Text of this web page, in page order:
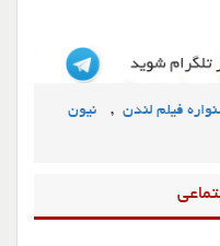
فیلم لندن ,
نیون